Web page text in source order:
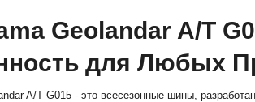
Geolandar A/T
для Любых
A/T G015 - это всесезонные шины,